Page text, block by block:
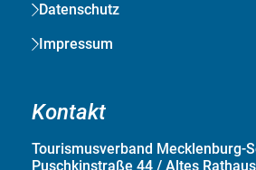
Datenschutz
Impressum
Kontakt
Tourismusverband Mecklenburg-
Puschkinstraße 44 / Altes Rathaus